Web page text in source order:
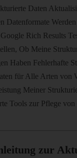
Daten
Datenformate
Rich Results
Ob Meine
Haben Fehlerhafte
für Alle Arten von
Meiner
Tools zur Pflege
zur